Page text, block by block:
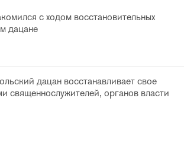
с ходом восстановительных
дацане
дацан восстанавливает свое
священнослужителей, органов власти